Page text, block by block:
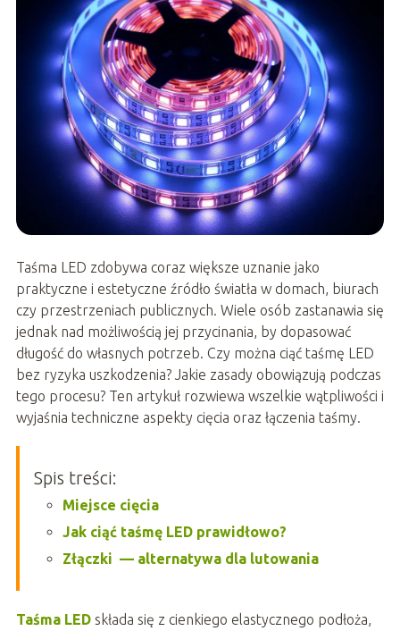
Taśma LED zdobywa coraz większe uznanie jako
praktyczne i estetyczne źródło światła w domach, biurach
czy przestrzeniach publicznych. Wiele osób zastanawia się
jednak nad możliwością jej przycinania, by dopasować
długość do własnych potrzeb. Czy można ciąć taśmę LED
bez ryzyka uszkodzenia? Jakie zasady obowiązują podczas
tego procesu? Ten artykuł rozwiewa wszelkie wątpliwości i
wyjaśnia techniczne aspekty cięcia oraz łączenia taśmy.
Spis treści:
Miejsce cięcia
Jak ciąć taśmę LED prawidłowo?
Złączki — alternatywa dla lutowania
Taśma LEDskłada się z cienkiego elastycznego podłoża,